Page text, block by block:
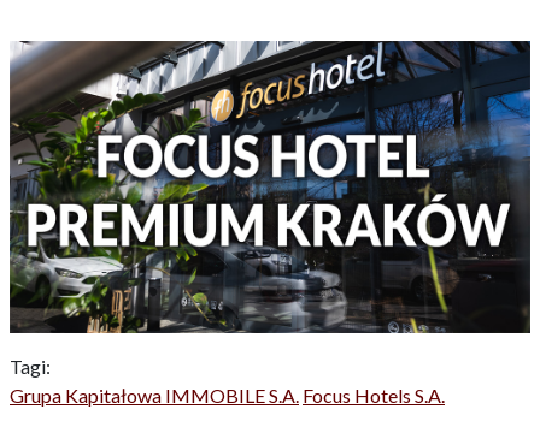
Tagi:
Grupa Kapitałowa IMMOBILE S.A. Focus Hotels S.A.